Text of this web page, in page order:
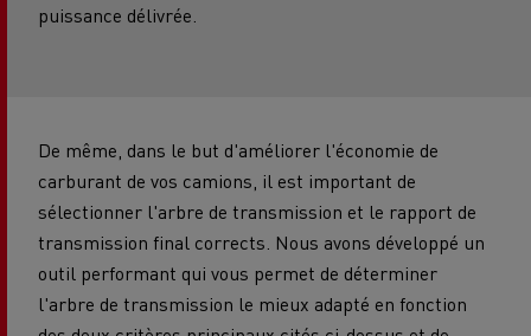
puissance délivrée.
De même, dans le but d'améliorer l'économie de
carburant de vos camions, il est important de
sélectionner l'arbre de transmission et le rapport de
transmission final corrects. Nous avons développé un
outil performant qui vous permet de déterminer
l'arbre de transmission le mieux adapté en fonction